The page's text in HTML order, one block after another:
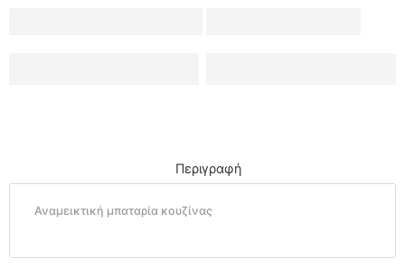
Περιγραφή
Αναμεικτική μπαταρία κουζίνας